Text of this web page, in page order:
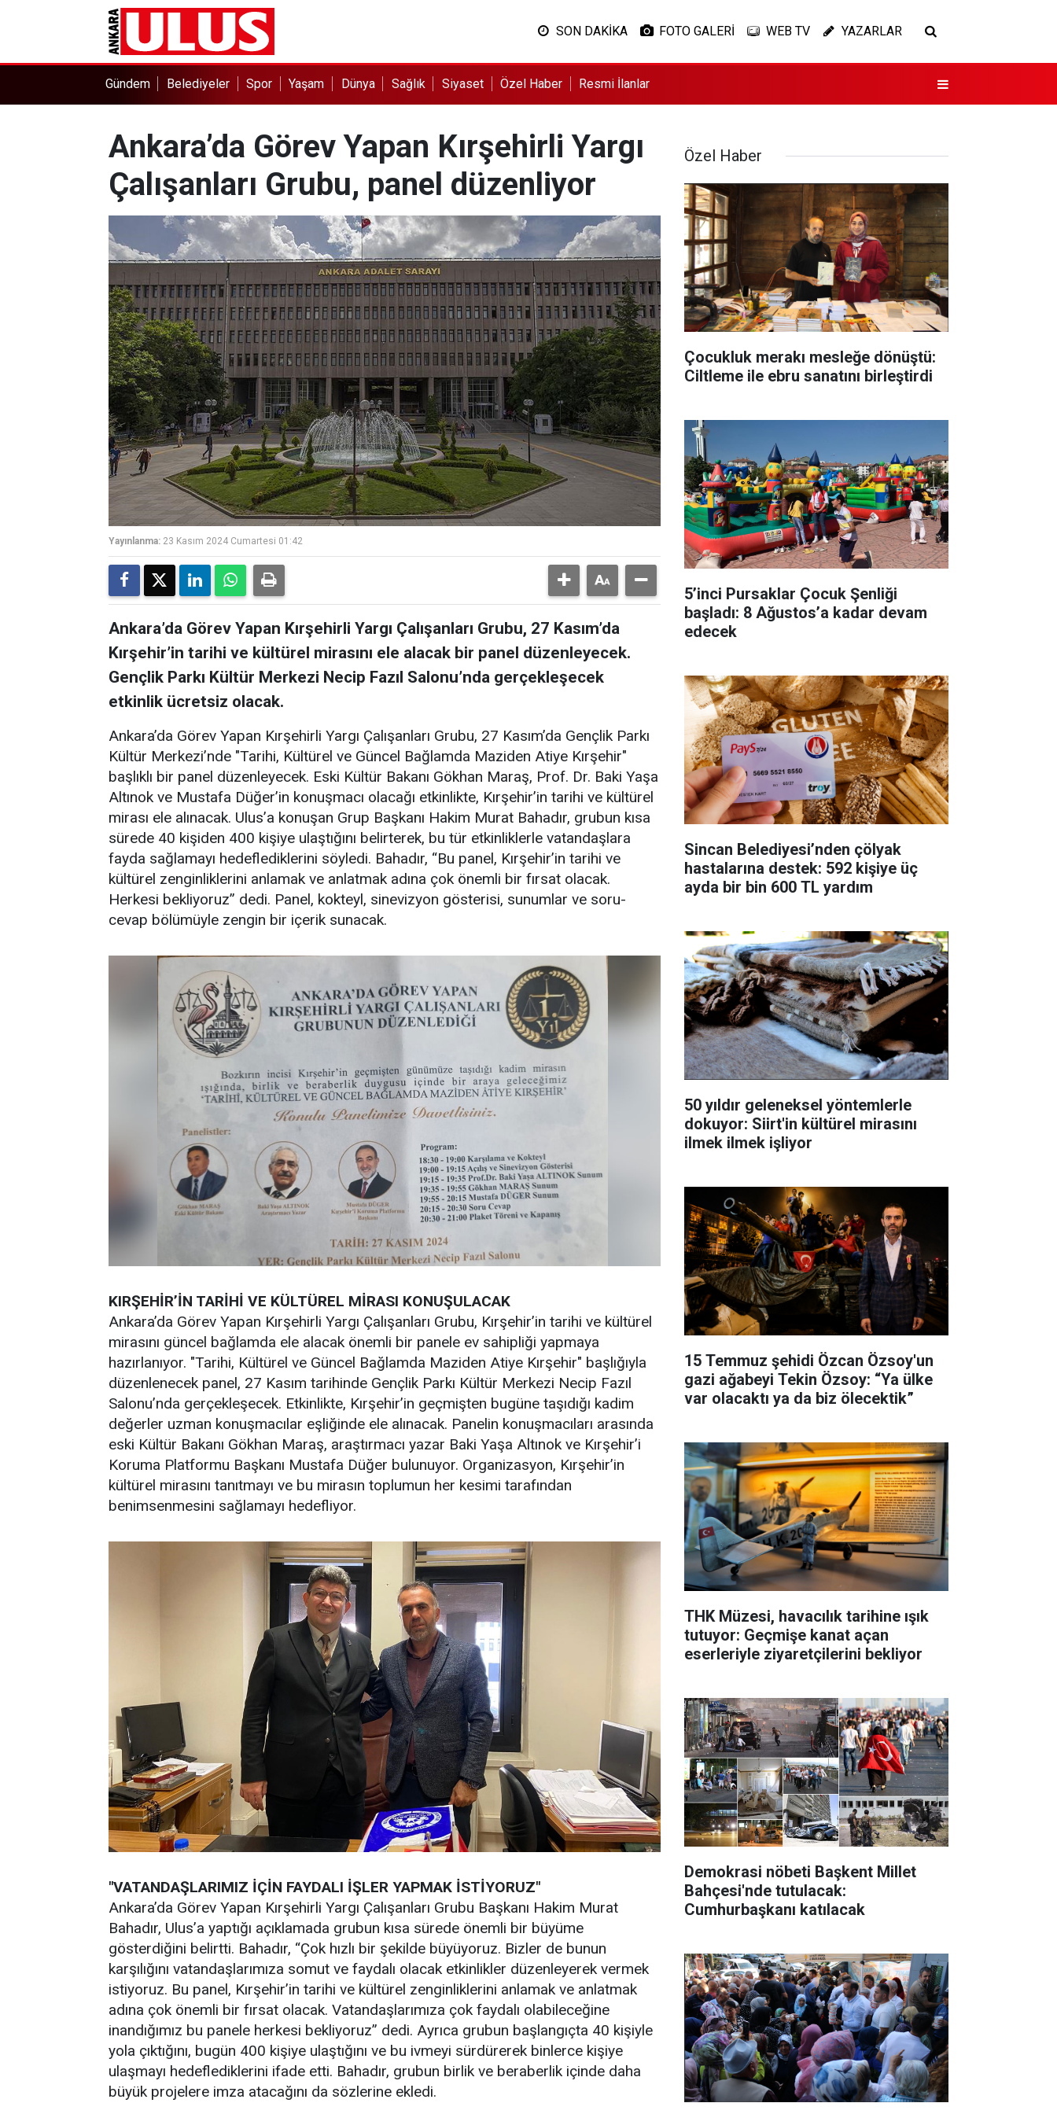
SON DAKİKA FOTO GALERİ WEB TV YAZARLAR
Gündem Belediyeler Spor Yaşam Dünya Sağlık Siyaset Özel Haber Resmi İlanlar
Ankara’da Görev Yapan Kırşehirli Yargı
Çalışanları Grubu, panel düzenliyor
Yayınlanma: 23 Kasım 2024 Cumartesi 01:42
Ankara’da Görev Yapan Kırşehirli Yargı Çalışanları Grubu, 27 Kasım’da
Kırşehir’in tarihi ve kültürel mirasını ele alacak bir panel düzenleyecek.
Gençlik Parkı Kültür Merkezi Necip Fazıl Salonu’nda gerçekleşecek
etkinlik ücretsiz olacak.
Ankara’da Görev Yapan Kırşehirli Yargı Çalışanları Grubu, 27 Kasım’da Gençlik Parkı
Kültür Merkezi’nde "Tarihi, Kültürel ve Güncel Bağlamda Maziden Atiye Kırşehir"
başlıklı bir panel düzenleyecek. Eski Kültür Bakanı Gökhan Maraş, Prof. Dr. Baki Yaşa
Altınok ve Mustafa Düğer’in konuşmacı olacağı etkinlikte, Kırşehir’in tarihi ve kültürel
mirası ele alınacak. Ulus’a konuşan Grup Başkanı Hakim Murat Bahadır, grubun kısa
sürede 40 kişiden 400 kişiye ulaştığını belirterek, bu tür etkinliklerle vatandaşlara
fayda sağlamayı hedeflediklerini söyledi. Bahadır, “Bu panel, Kırşehir’in tarihi ve
kültürel zenginliklerini anlamak ve anlatmak adına çok önemli bir fırsat olacak.
Herkesi bekliyoruz” dedi. Panel, kokteyl, sinevizyon gösterisi, sunumlar ve soru-
cevap bölümüyle zengin bir içerik sunacak.
KIRŞEHİR’İN TARİHİ VE KÜLTÜREL MİRASI KONUŞULACAK
Ankara’da Görev Yapan Kırşehirli Yargı Çalışanları Grubu, Kırşehir’in tarihi ve kültürel
mirasını güncel bağlamda ele alacak önemli bir panele ev sahipliği yapmaya
hazırlanıyor. "Tarihi, Kültürel ve Güncel Bağlamda Maziden Atiye Kırşehir" başlığıyla
düzenlenecek panel, 27 Kasım tarihinde Gençlik Parkı Kültür Merkezi Necip Fazıl
Salonu’nda gerçekleşecek. Etkinlikte, Kırşehir’in geçmişten bugüne taşıdığı kadim
değerler uzman konuşmacılar eşliğinde ele alınacak. Panelin konuşmacıları arasında
eski Kültür Bakanı Gökhan Maraş, araştırmacı yazar Baki Yaşa Altınok ve Kırşehir’i
Koruma Platformu Başkanı Mustafa Düğer bulunuyor. Organizasyon, Kırşehir’in
kültürel mirasını tanıtmayı ve bu mirasın toplumun her kesimi tarafından
benimsenmesini sağlamayı hedefliyor.
"VATANDAŞLARIMIZ İÇİN FAYDALI İŞLER YAPMAK İSTİYORUZ"
Ankara’da Görev Yapan Kırşehirli Yargı Çalışanları Grubu Başkanı Hakim Murat
Bahadır, Ulus’a yaptığı açıklamada grubun kısa sürede önemli bir büyüme
gösterdiğini belirtti. Bahadır, “Çok hızlı bir şekilde büyüyoruz. Bizler de bunun
karşılığını vatandaşlarımıza somut ve faydalı olacak etkinlikler düzenleyerek vermek
istiyoruz. Bu panel, Kırşehir’in tarihi ve kültürel zenginliklerini anlamak ve anlatmak
adına çok önemli bir fırsat olacak. Vatandaşlarımıza çok faydalı olabileceğine
inandığımız bu panele herkesi bekliyoruz” dedi. Ayrıca grubun başlangıçta 40 kişiyle
yola çıktığını, bugün 400 kişiye ulaştığını ve bu ivmeyi sürdürerek binlerce kişiye
ulaşmayı hedeflediklerini ifade etti. Bahadır, grubun birlik ve beraberlik içinde daha
büyük projelere imza atacağını da sözlerine ekledi.
Özel Haber
Çocukluk merakı mesleğe dönüştü:
Ciltleme ile ebru sanatını birleştirdi
5’inci Pursaklar Çocuk Şenliği
başladı: 8 Ağustos’a kadar devam
edecek
Sincan Belediyesi’nden çölyak
hastalarına destek: 592 kişiye üç
ayda bir bin 600 TL yardım
50 yıldır geleneksel yöntemlerle
dokuyor: Siirt'in kültürel mirasını
ilmek ilmek işliyor
15 Temmuz şehidi Özcan Özsoy'un
gazi ağabeyi Tekin Özsoy: “Ya ülke
var olacaktı ya da biz ölecektik”
THK Müzesi, havacılık tarihine ışık
tutuyor: Geçmişe kanat açan
eserleriyle ziyaretçilerini bekliyor
Demokrasi nöbeti Başkent Millet
Bahçesi'nde tutulacak:
Cumhurbaşkanı katılacak